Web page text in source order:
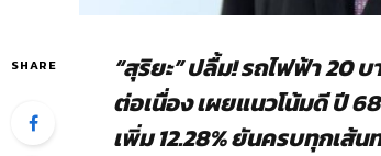
SHARE
“สุริยะ” ปลื้ม! รถไฟฟ้า 20
ต่อเนื่อง เผยแนวโน้มดี ปี
เพิ่ม 12.28% ยันครบทุกเส้